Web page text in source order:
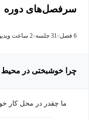
سرفصل‌های دوره
6 فصل 31 جلسه 2 ساعت ویدیو
چرا خوشبختی در
ما چقدر در محل کار